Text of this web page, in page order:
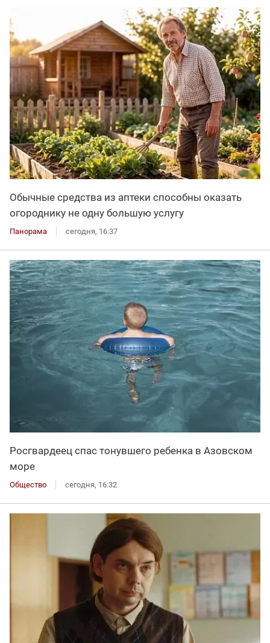
Обычные средства из аптеки способны оказать
огороднику не одну большую услугу
Панорама сегодня, 16:37
Росгвардеец спас тонувшего ребенка в Азовском
море
Общество сегодня, 16:32